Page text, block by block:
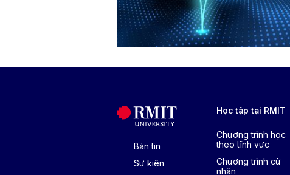
Bản tin
Sự kiện
Học tập tại RMIT
Chương trình học
theo lĩnh vực
Chương trình cử
nhân